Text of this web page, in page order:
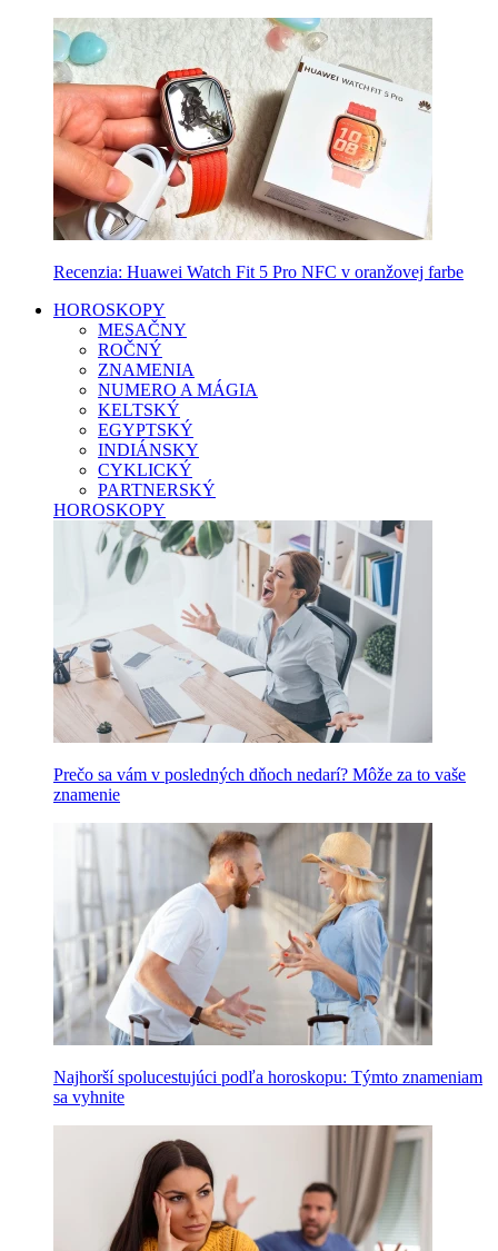
Recenzia: Huawei Watch Fit 5 Pro NFC v oranžovej farbe
HOROSKOPY
MESAČNY
ROČNÝ
ZNAMENIA
NUMERO A MÁGIA
KELTSKÝ
EGYPTSKÝ
INDIÁNSKY
CYKLICKÝ
PARTNERSKÝ
HOROSKOPY
Prečo sa vám v posledných dňoch nedarí? Môže za to vaše
znamenie
Najhorší spolucestujúci podľa horoskopu: Týmto znameniam
sa vyhnite